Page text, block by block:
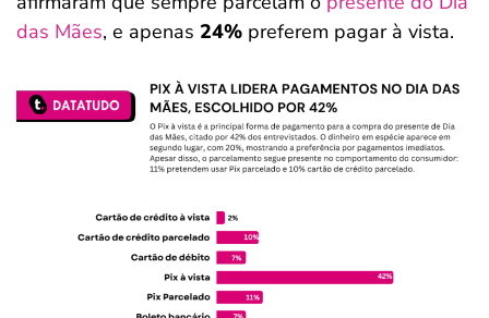
das Mães, e apenas 24% preferem pagar à vista.